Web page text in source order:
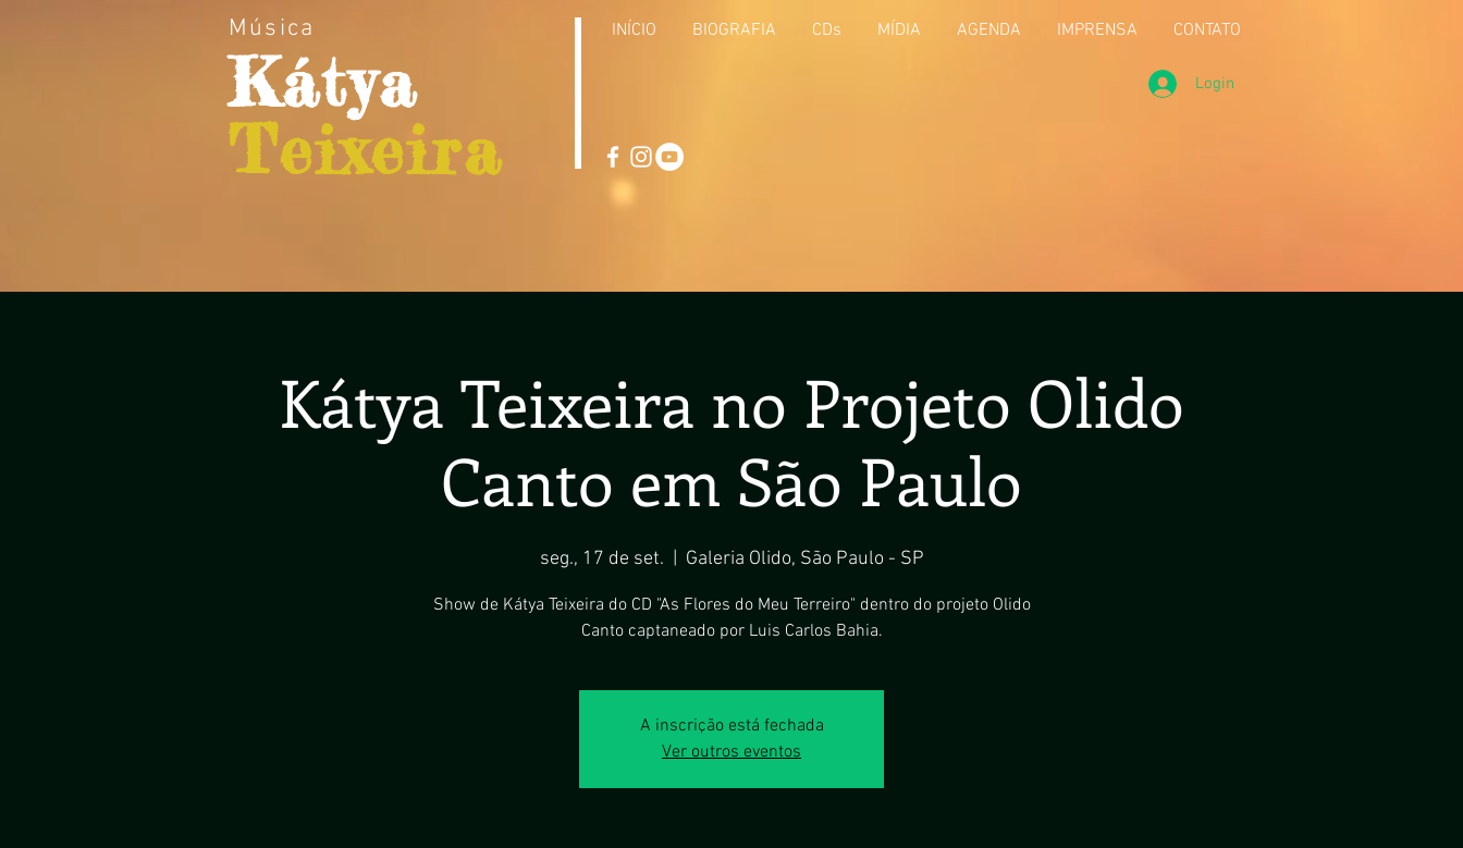
Música
Kátya
Teixeira
INÍCIO BIOGRAFIA CDs MÍDIA AGENDA IMPRENSA CONTATO
Login
Kátya Teixeira no Projeto Olido
Canto em São Paulo
seg., 17 de set. Galeria Olido, São Paulo - SP
Show de Kátya Teixeira do CD "As Flores do Meu Terreiro" dentro do projeto Olido
Canto captaneado por Luis Carlos Bahia.
A inscrição está fechada
Ver outros eventos